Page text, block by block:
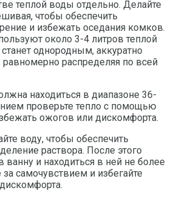
теплой воды отдельно. Делайте
чтобы обеспечить
и избежать оседания комков.
около 3-4 литров теплой
однородным, аккуратно
равномерно распределяя по всей
находиться в диапазоне 36-
проверьте тепло с помощью
ожогов или дискомфорта.
воду, чтобы обеспечить
раствора. После этого
и находиться в ней не более
самочувствием и избегайте